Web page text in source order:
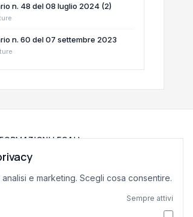
n. 48 del 08 luglio 2024 (2)
n. 60 del 07 settembre 2023
LEGALI
Policy
di Servizio
e marketing. Scegli cosa consentire.
Sempre attivi